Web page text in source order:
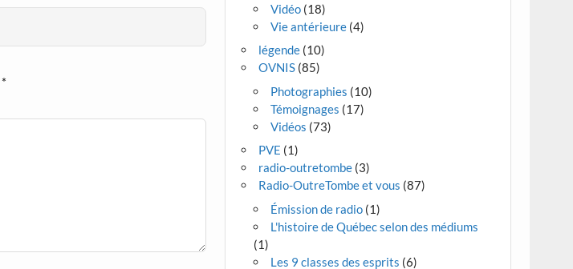
*
Vidéo (18)
Vie antérieure (4)
légende (10)
OVNIS (85)
Photographies (10)
Témoignages (17)
Vidéos (73)
PVE (1)
radio-outretombe (3)
Radio-OutreTombe et vous (87)
Émission de radio (1)
L'histoire de Québec selon des médiums
(1)
Les 9 classes des esprits (6)